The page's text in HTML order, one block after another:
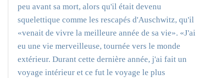
peu avant sa mort, alors qu'il était devenu
squelettique comme les rescapés d'Auschwitz, qu'il
«venait de vivre la meilleure année de sa vie». «J'ai
eu une vie merveilleuse, tournée vers le monde
extérieur. Durant cette dernière année, j'ai fait un
voyage intérieur et ce fut le voyage le plus